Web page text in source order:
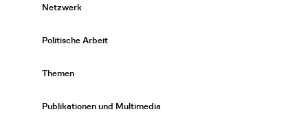
Netzwerk
Politische Arbeit
Themen
Publikationen und Multimedia